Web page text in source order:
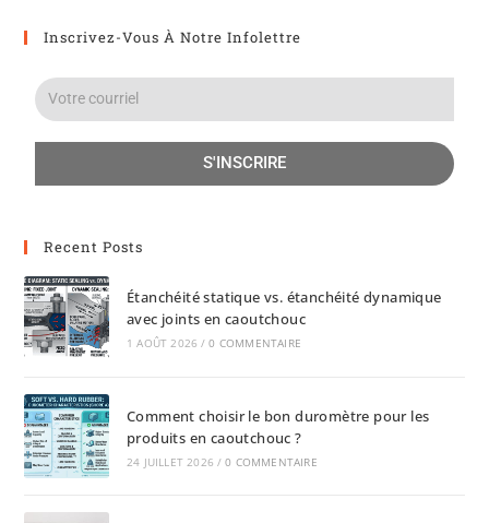
Inscrivez-Vous À Notre Infolettre
S'INSCRIRE
Recent Posts
Étanchéité statique vs. étanchéité dynamique
avec joints en caoutchouc
1 AOÛT 2026 / 0 COMMENTAIRE
Comment choisir le bon duromètre pour les
produits en caoutchouc ?
24 JUILLET 2026 / 0 COMMENTAIRE